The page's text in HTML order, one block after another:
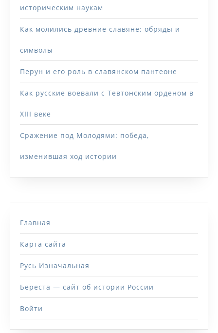
историческим наукам
Как молились древние славяне: обряды и
символы
Перун и его роль в славянском пантеоне
Как русские воевали с Тевтонским орденом в
XIII веке
Сражение под Молодями: победа,
изменившая ход истории
Главная
Карта сайта
Русь Изначальная
Береста — сайт об истории России
Войти